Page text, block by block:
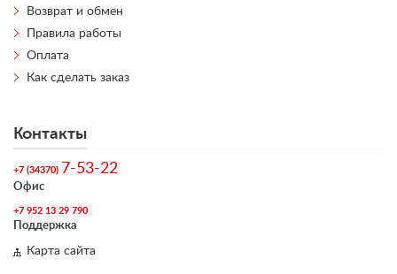
Возврат и обмен
Правила работы
Оплата
Как сделать заказ
Контакты
+7 (34370) 7-53-22
Офис
+7 952 13 29 790
Поддержка
Карта сайта